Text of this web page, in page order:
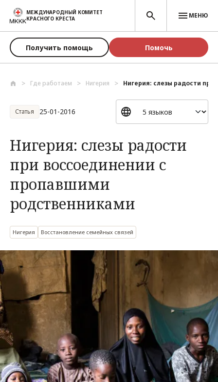
Перейти к основному содержанию
МЕЖДУНАРОДНЫЙ КОМИТЕТ
КРАСНОГО КРЕСТА
МЕНЮ
Получить помощь Помочь
Где работаем Нигерия Нигерия: слезы радости при
Статья 25-01-2016
Нигерия: слезы радости
при воссоединении с
пропавшими
родственниками
Нигерия Восстановление семейных связей